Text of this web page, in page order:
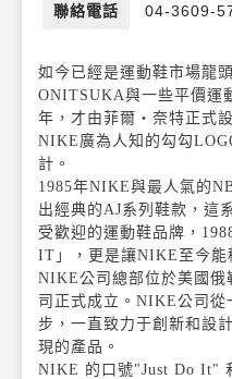
聯絡電話 04-3609-
如今已經是運動鞋市場龍
ONITSUKA與一些平價運
年，才由菲爾‧奈特正式
NIKE廣為人知的勾勾
計。
1985年NIKE與最人氣的
出經典的AJ系列鞋款，這
受歡迎的運動鞋品牌，
IT」，更是讓NIKE至今能
NIKE公司總部位於美國
司正式成立。NIKE公司從
步，一直致力于創新和設
現的產品。
NIKE 的口號"Just Do It"